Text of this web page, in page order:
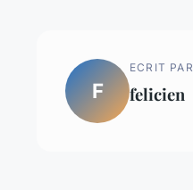
F
ECRIT PAR
felicien